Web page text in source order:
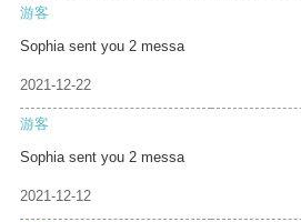
游客
Sophia sent you 2 messa
2021-12-22
游客
Sophia sent you 2 messa
2021-12-12